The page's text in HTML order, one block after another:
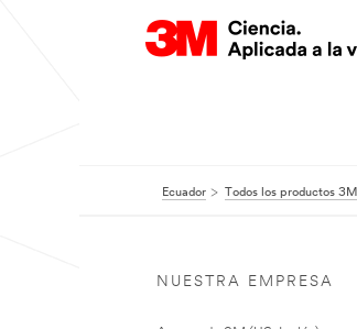
Ecuador Todos los productos 3M
NUESTRA EMPRESA